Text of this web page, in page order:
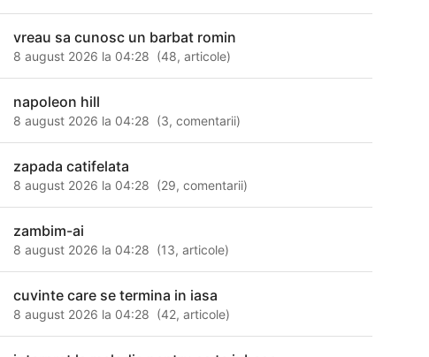
vreau sa cunosc un barbat romin
8 august 2026 la 04:28 (48,articole)
napoleon hill
8 august 2026 la 04:28 (3,comentarii)
zapada catifelata
8 august 2026 la 04:28 (29,comentarii)
zambim-ai
8 august 2026 la 04:28 (13,articole)
cuvinte care se termina in iasa
8 august 2026 la 04:28 (42,articole)